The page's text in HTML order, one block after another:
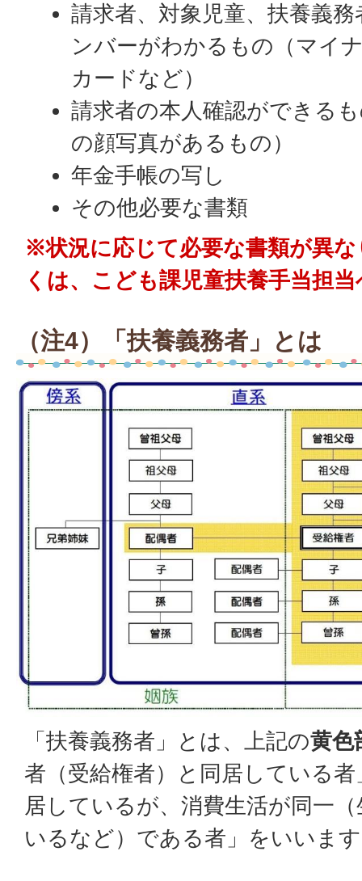
請求者、対象児童、扶養義
ンバーがわかるもの（マイ
カードなど）
請求者の本人確認ができる
の顔写真があるもの）
年金手帳の写し
その他必要な書類
※状況に応じて必要な書類が異
くは、こども課児童扶養手当担
（注4）「扶養義務者」とは
「扶養義務者」とは、上記の黄色
者（受給権者）と同居している
居しているが、消費生活が同一
いるなど）である者」をいいま